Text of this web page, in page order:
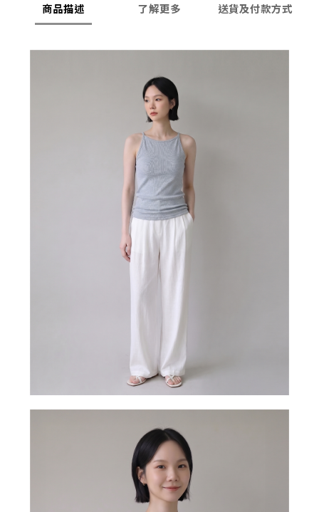
商品描述 了解更多 送貨及付款方式